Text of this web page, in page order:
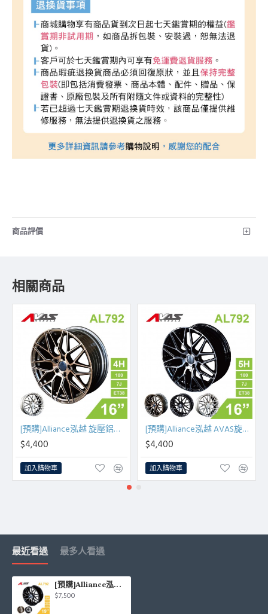
商品評價
相關商品
[預購]Alliance泓越 旋壓鋁圈輪框 AL792 16吋 4孔100/7J/ET38(古銅金/銀車面)
$4,400
加入購物車
[預購]Alliance泓越 AVAS旋壓鋁圈輪框 AL792 16吋 5孔100/7J/ET38
$4,400
加入購物車
最近看過 最多人看過
[預購]Alliance泓越 AVAS旋壓鋁圈輪框 AL792 19吋 5孔114.3/8.5J/ET35
$7,500